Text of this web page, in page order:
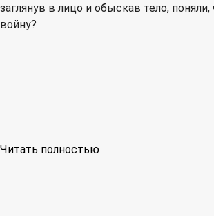
заглянув в лицо и обыскав тело, поняли,
войну?
Читать полностью